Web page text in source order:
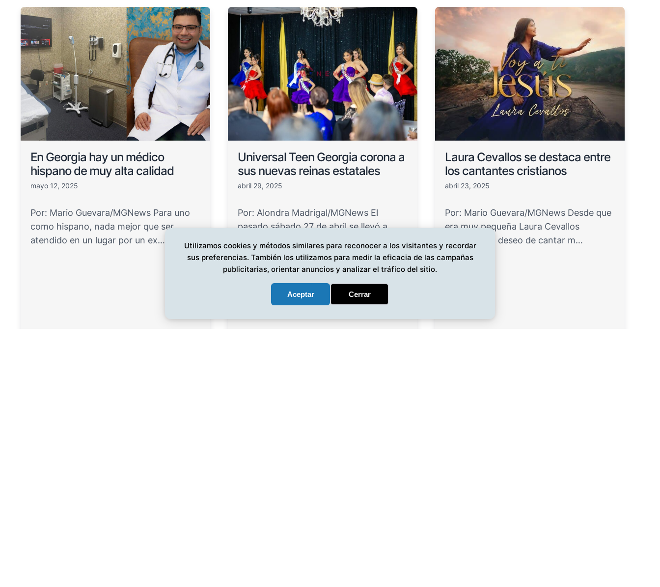
En Georgia hay un médico
hispano de muy alta calidad
mayo 12, 2025
Por: Mario Guevara/MGNews Para uno
como hispano, nada mejor que ser
atendido en un lugar por un ex…
Universal Teen Georgia corona a
sus nuevas reinas estatales
abril 29, 2025
Por: Alondra Madrigal/MGNews El
pasado sábado 27 de abril se llevó a
cabo el certamen Universal Te…
Laura Cevallos se destaca entre
los cantantes cristianos
abril 23, 2025
Por: Mario Guevara/MGNews Desde que
era muy pequeña Laura Cevallos
desarrolló el deseo de cantar m…
Utilizamos cookies y métodos similares para reconocer a los visitantes y recordar
sus preferencias. También los utilizamos para medir la eficacia de las campañas
publicitarias, orientar anuncios y analizar el tráfico del sitio.
Aceptar Cerrar